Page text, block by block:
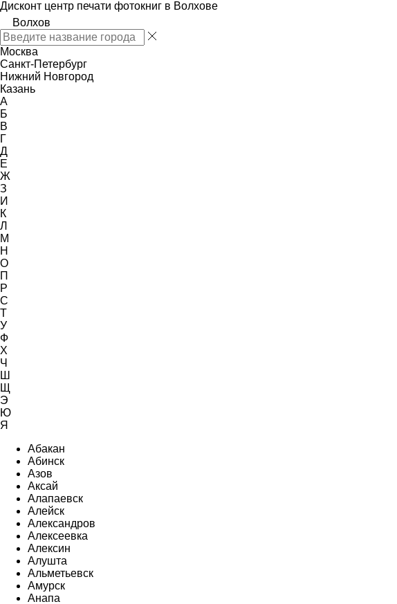
Дисконт центр печати фотокниг в Волхове
Волхов
Москва
Санкт-Петербург
Нижний Новгород
Казань
А
Б
В
Г
Д
Е
Ж
З
И
К
Л
М
Н
О
П
Р
С
Т
У
Ф
Х
Ч
Ш
Щ
Э
Ю
Я
Абакан
Абинск
Азов
Аксай
Алапаевск
Алейск
Александров
Алексеевка
Алексин
Алушта
Альметьевск
Амурск
Анапа